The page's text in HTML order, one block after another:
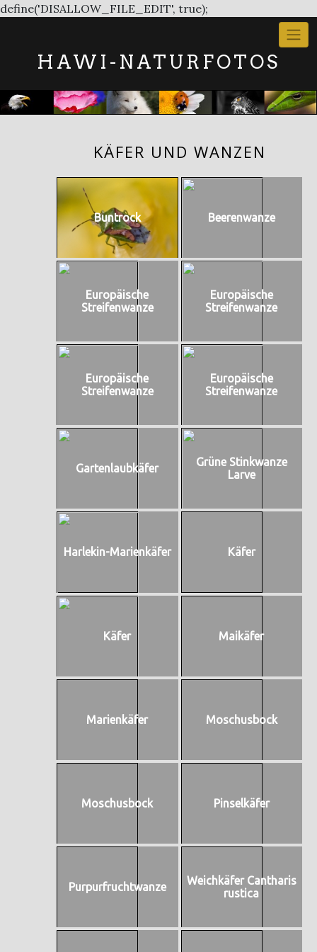
define('DISALLOW_FILE_EDIT', true);
HAWI-NATURFOTOS
KÄFER UND WANZEN
Buntrock Beerenwanze
Europäische
Streifenwanze
Europäische
Streifenwanze
Europäische
Streifenwanze
Europäische
Streifenwanze
Gartenlaubkäfer
Grüne Stinkwanze
Larve
Harlekin-Marienkäfer Käfer
Käfer Maikäfer
Marienkäfer Moschusbock
Moschusbock Pinselkäfer
Purpurfruchtwanze
Weichkäfer Cantharis
rustica